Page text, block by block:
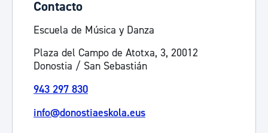
Contacto
Escuela de Música y Danza
Plaza del Campo de Atotxa, 3, 20012
Donostia / San Sebastián
943 297 830
info@donostiaeskola.eus